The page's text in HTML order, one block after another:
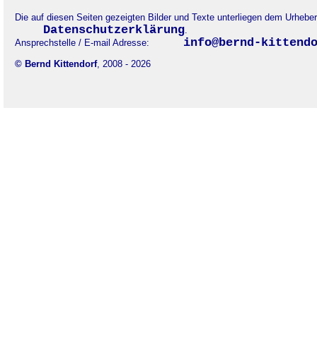
Die auf diesen Seiten gezeigten Bilder und Texte unterliegen dem
Datenschutzerklärung.
Ansprechstelle / E-mail Adresse:
info@bernd-
© Bernd Kittendorf, 2008 - 2026